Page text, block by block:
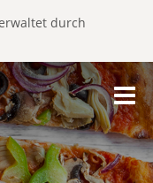
durch